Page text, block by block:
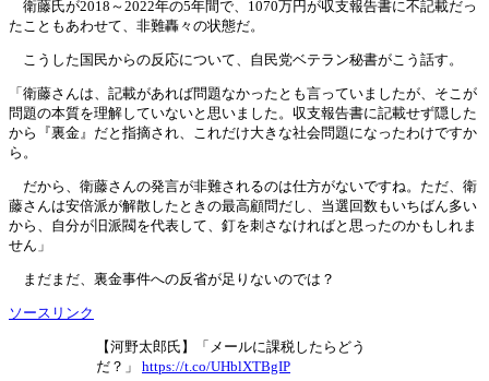
衛藤氏が2018～2022年の5年間で、1070万円が収支報告書に不記載だっ
たこともあわせて、非難轟々の状態だ。
こうした国民からの反応について、自民党ベテラン秘書がこう話す。
「衛藤さんは、記載があれば問題なかったとも言っていましたが、そこが
問題の本質を理解していないと思いました。収支報告書に記載せず隠した
から『裏金』だと指摘され、これだけ大きな社会問題になったわけですか
ら。
だから、衛藤さんの発言が非難されるのは仕方がないですね。ただ、衛
藤さんは安倍派が解散したときの最高顧問だし、当選回数もいちばん多い
から、自分が旧派閥を代表して、釘を刺さなければと思ったのかもしれま
せん」
まだまだ、裏金事件への反省が足りないのでは？
ソースリンク
【河野太郎氏】「メールに課税したらどう
だ？」 https://t.co/UHblXTBgIP